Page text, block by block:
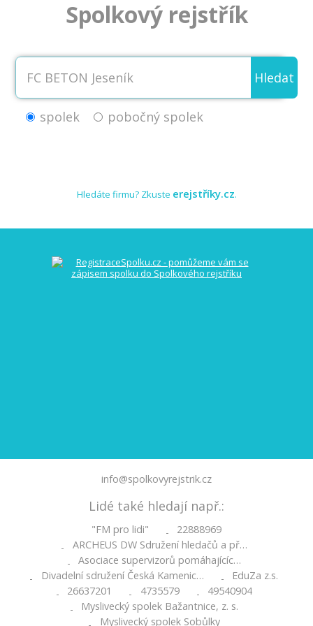
Spolkový rejstřík
Hledat
spolek pobočný spolek
Hledáte firmu? Zkuste erejstříky.cz.
info@spolkovyrejstrik.cz
Lidé také hledají např.:
"FM pro lidi" -
22888969
-
ARCHEUS DW Sdružení hledačů a př…
-
Asociace supervizorů pomáhajícíc…
-
Divadelní sdružení Česká Kamenic… -
EduZa z.s.
-
26637201 - 4735579 -
49540904
-
Myslivecký spolek Bažantnice, z. s.
Myslivecký spolek Sobůlky